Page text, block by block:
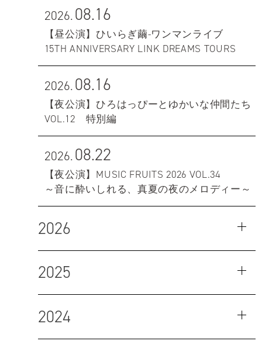
2026.08.16
【昼公演】ひいらぎ繭-ワンマンライブ
15TH ANNIVERSARY LINK DREAMS TOURS
2026.08.16
【夜公演】ひろはっぴーとゆかいな仲間たち
VOL.12 特別編
2026.08.22
【夜公演】MUSIC FRUITS 2026 VOL.34
～音に酔いしれる、真夏の夜のメロディー～
2026
2025
2024